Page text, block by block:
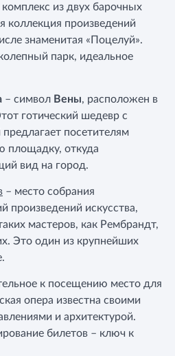
из двух барочных
коллекция произведений
знаменитая «Поцелуй».
парк, идеальное
– символ Вены, расположен в
готический шедевр с
посетителям
площадку, откуда
вид на город.
– место собрания
произведений искусства,
мастеров, как Рембрандт,
Это один из крупнейших
к посещению место для
опера известна своими
и архитектурой.
билетов – ключ к